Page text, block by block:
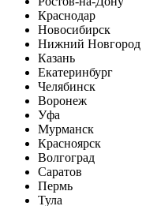
Краснодар
Новосибирск
Нижний Новгород
Казань
Екатеринбург
Челябинск
Воронеж
Уфа
Мурманск
Красноярск
Волгоград
Саратов
Пермь
Тула